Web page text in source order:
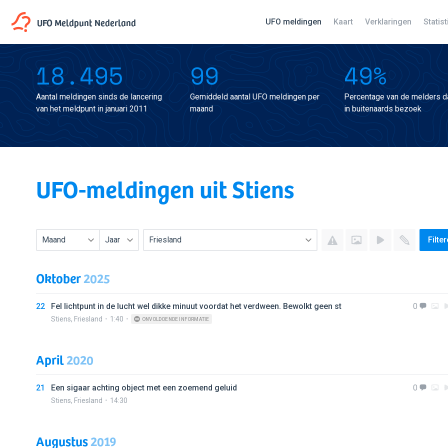
UFO MeldpuntNederland UFO meldingen Kaart Verklaringen
18.495
Aantal meldingen sinds de lancering
van het meldpunt in januari 2011
99
Gemiddeld aantal UFO meldingen per
maand
49%
Percentage van de melders
in buitenaards bezoek
UFO-meldingen uit Stiens
Maand Jaar Friesland
Oktober2025
22 Fel lichtpunt in de lucht wel dikke minuut voordat het verdween. Bewolkt geen st
Stiens, Friesland 1:40 ONVOLDOENDE INFORMATIE
0
April2020
21 Een sigaar achting object met een zoemend geluid
Stiens, Friesland 14:30
0
Augustus2019